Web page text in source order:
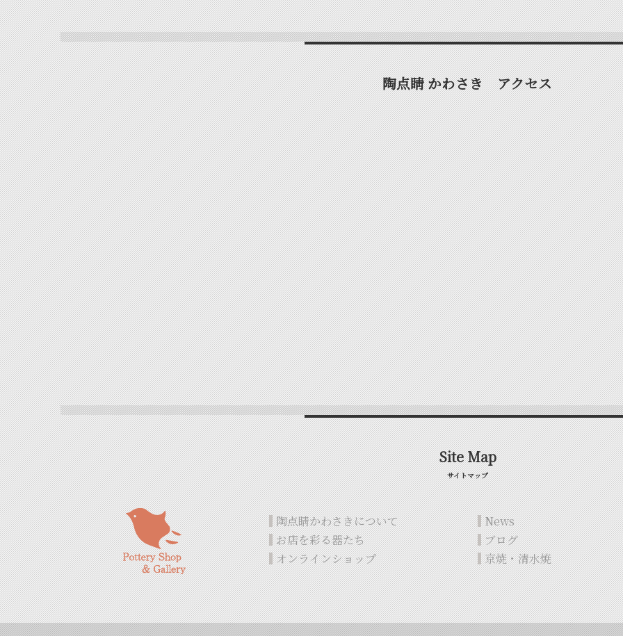
陶点睛 かわさき アクセス
Site Map
サイトマップ
陶点睛かわさきについて
お店を彩る器たち
オンラインショップ
News
ブログ
京焼・清水焼